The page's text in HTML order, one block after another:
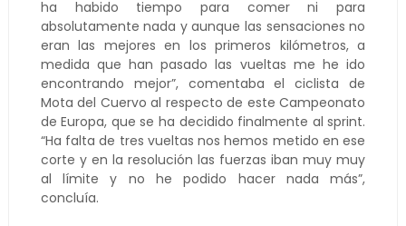
ha habido tiempo para comer ni para
absolutamente nada y aunque las sensaciones no
eran las mejores en los primeros kilómetros, a
medida que han pasado las vueltas me he ido
encontrando mejor”, comentaba el ciclista de
Mota del Cuervo al respecto de este Campeonato
de Europa, que se ha decidido finalmente al sprint.
“Ha falta de tres vueltas nos hemos metido en ese
corte y en la resolución las fuerzas iban muy muy
al límite y no he podido hacer nada más”,
concluía.